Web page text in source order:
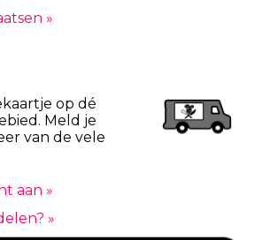
»
op dé
Meld je
van de vele
aan »
»